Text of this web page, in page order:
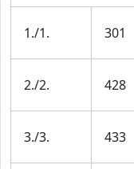
1./1. 301
2./2. 428
3./3. 433